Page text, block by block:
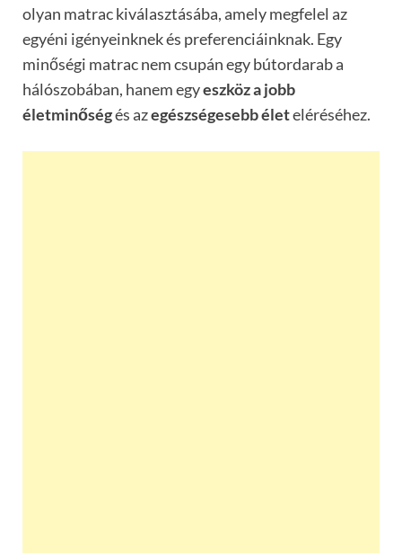
olyan matrac kiválasztásába, amely megfelel az
egyéni igényeinknek és preferenciáinknak. Egy
minőségi matrac nem csupán egy bútordarab a
hálószobában, hanem egyeszköz a jobb
életminőségés azegészségesebb életeléréséhez.